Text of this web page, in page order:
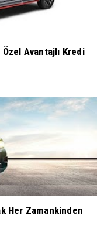
Avantajlı Kredi
Her Zamankinden